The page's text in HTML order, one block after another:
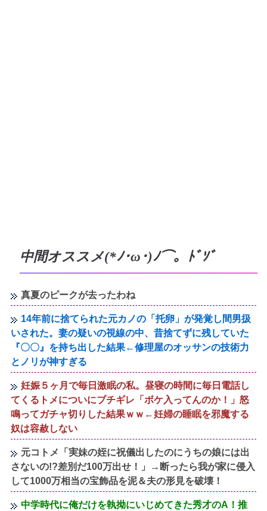
中間オススメ(*ﾉ･ω･)ﾉ⌒。ﾄﾞｿﾞ
真夏のピークが去ったわね
14年前に捨てられた元カノの「托卵」が発覚し間男扱
いされた。妻の疑いの視線の中、昔捨てずに残していた
『〇〇』を持ち出した結果←修理屋のオッサンの技術力
とノリが神すぎる
妊娠５ヶ月で毎日激眠の私。昼寝の時間に毎日電話し
てくるトメについにブチギレ「ボケ入ってんのか！」怒
鳴ってガチャ切りした結果ｗｗ←妊婦の睡眠を邪魔する
奴は容赦しない
元コトメ「実妹の姪に祝儀出したのにうちの娘には出
さないの!?差別だ100万出せ！」→断ったら我が家に侵入
して1000万相当の宝飾品を泥＆夫の形見を破壊！
中学時代に俺だけを執拗にいじめてきた秀才のA！推